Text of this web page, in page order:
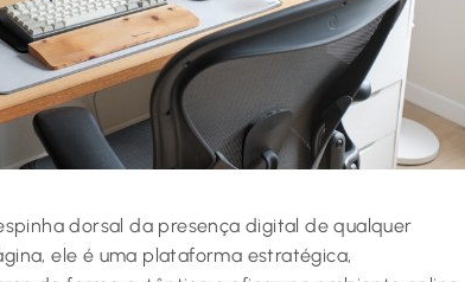
dorsal da presença digital de qualquer
ele é uma plataforma estratégica,